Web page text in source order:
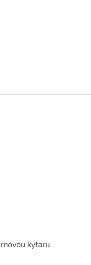
kytaru